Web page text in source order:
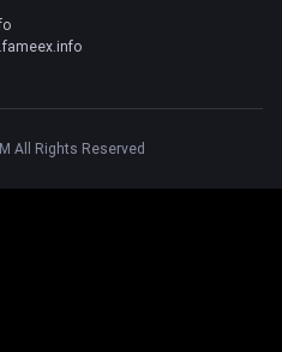
All Rights Reserved